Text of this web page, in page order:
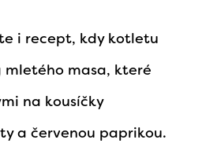
i recept, kdy kotletu
masa, které
na kousíčky
a červenou paprikou.